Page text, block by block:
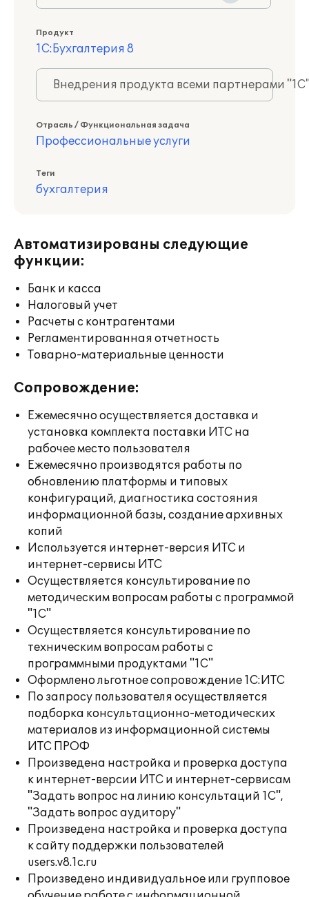
Продукт
1С:Бухгалтерия 8
Внедрения продукта всеми партнерами
Отрасль / Функциональная задача
Профессиональные услуги
Теги
бухгалтерия
Автоматизированы следующие
функции:
Банк и касса
Налоговый учет
Расчеты с контрагентами
Регламентированная отчетность
Товарно-материальные ценности
Сопровождение:
Ежемесячно осуществляется доставка и
установка комплекта поставки ИТС на
рабочее место пользователя
Ежемесячно производятся работы по
обновлению платформы и типовых
конфигураций, диагностика состояния
информационной базы, создание архивных
копий
Используется интернет-версия ИТС и
интернет-сервисы ИТС
Осуществляется консультирование по
методическим вопросам работы с программой
"1С"
Осуществляется консультирование по
техническим вопросам работы с
программными продуктами "1С"
Оформлено льготное сопровождение 1С:ИТС
По запросу пользователя осуществляется
подборка консультационно-методических
материалов из информационной системы
ИТС ПРОФ
Произведена настройка и проверка доступа
к интернет-версии ИТС и интернет-сервисам
"Задать вопрос на линию консультаций 1С",
"Задать вопрос аудитору"
Произведена настройка и проверка доступа
к сайту поддержки пользователей
users.v8.1c.ru
Произведено индивидуальное или групповое